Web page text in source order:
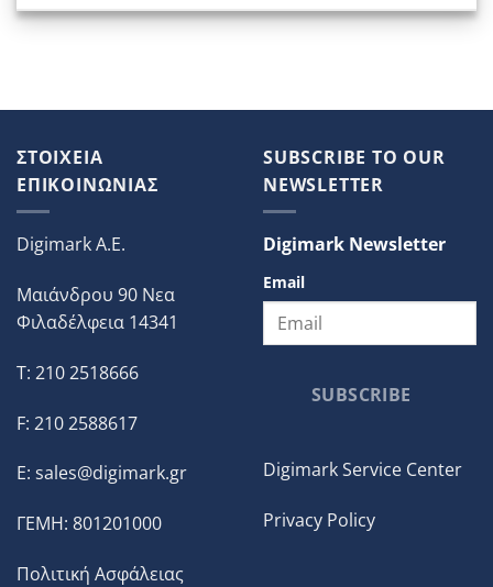
ΣΤΟΙΧΕΙΑ
ΕΠΙΚΟΙΝΩΝΙΑΣ
Digimark A.E.
Μαιάνδρου 90 Νεα
Φιλαδέλφεια 14341
T: 210 2518666
F: 210 2588617
E: sales@digimark.gr
ΓΕΜΗ: 801201000
Πολιτική Ασφάλειας
SUBSCRIBE TO OUR
NEWSLETTER
Digimark Newsletter
Email
SUBSCRIBE
Digimark Service Center
Privacy Policy